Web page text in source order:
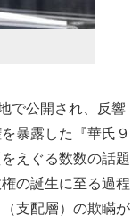
で公開され、反響
暴露した『華氏９
えぐる数数の話題
の誕生に至る過程
支配層）の欺瞞が